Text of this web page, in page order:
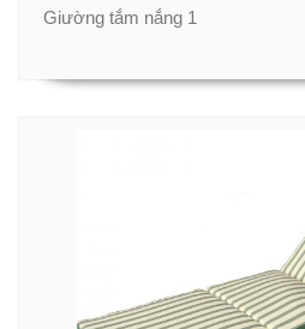
Giường tắm nắng 1